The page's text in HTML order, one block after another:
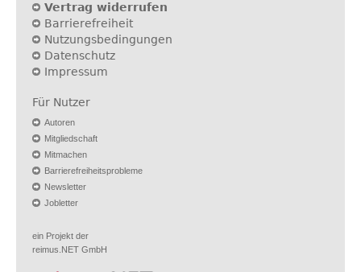
Vertrag widerrufen
Barrierefreiheit
Nutzungsbedingungen
Datenschutz
Impressum
Für Nutzer
Autoren
Mitgliedschaft
Mitmachen
Barrierefreiheitsprobleme
Newsletter
Jobletter
ein Projekt der
reimus.NET GmbH